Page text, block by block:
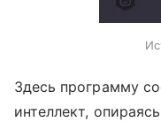
Здесь программу
интеллект,